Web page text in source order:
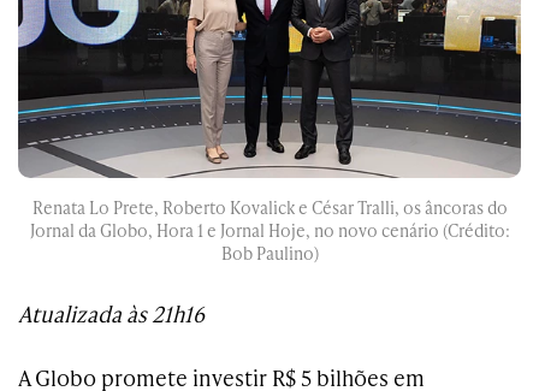
Renata Lo Prete, Roberto Kovalick e César Tralli, os âncoras do
Jornal da Globo, Hora 1 e Jornal Hoje, no novo cenário (Crédito:
Bob Paulino)
Atualizada às 21h16
A Globo promete investir R$ 5 bilhões em